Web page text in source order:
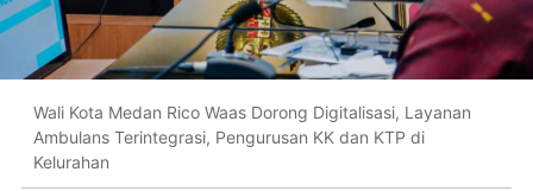
Wali Kota Medan Rico Waas Dorong Digitalisasi, Layanan
Ambulans Terintegrasi, Pengurusan KK dan KTP di
Kelurahan